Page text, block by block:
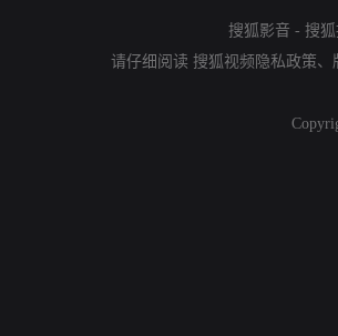
搜狐影音 - 搜
请仔细阅读 搜狐视频隐私政策、